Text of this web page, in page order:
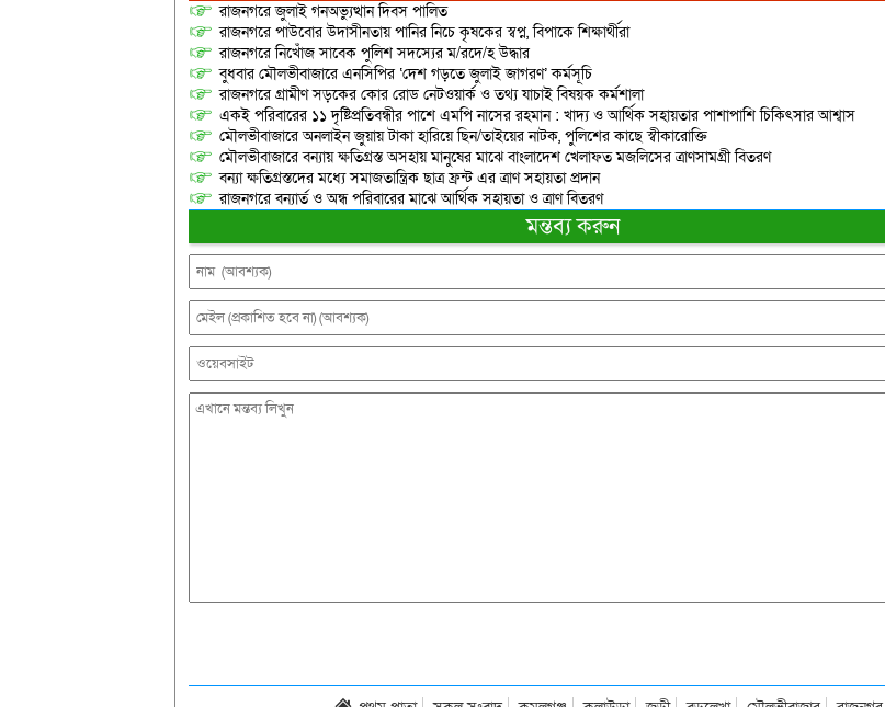
রাজনগরে জুলাই গনঅভ্যুত্থান দিবস পালিত
রাজনগরে পাউবোর উদাসীনতায় পানির নিচে কৃষকের স্বপ্ন, বিপাকে শিক্ষার্থীরা
রাজনগরে নিখোঁজ সাবেক পুলিশ সদস্যের ম/রদে/হ উদ্ধার
বুধবার মৌলভীবাজারে এনসিপির ‘দেশ গড়তে জুলাই জাগরণ’ কর্মসূচি
রাজনগরে গ্রামীণ সড়কের কোর রোড নেটওয়ার্ক ও তথ্য যাচাই বিষয়ক কর্মশালা
একই পরিবারের ১১ দৃষ্টিপ্রতিবন্ধীর পাশে এমপি নাসের রহমান : খাদ্য ও আর্থিক সহায়তার পাশাপাশি চিকিৎসার আশ্বাস
মৌলভীবাজারে অনলাইন জুয়ায় টাকা হারিয়ে ছিন/তাইয়ের নাটক, পুলিশের কাছে স্বীকারোক্তি
মৌলভীবাজারে বন্যায় ক্ষতিগ্রস্ত অসহায় মানুষের মাঝে বাংলাদেশ খেলাফত মজলিসের ত্রাণসামগ্রী বিতরণ
বন্যা ক্ষতিগ্রস্তদের মধ্যে সমাজতান্ত্রিক ছাত্র ফ্রন্ট এর ত্রাণ সহায়তা প্রদান
রাজনগরে বন্যার্ত ও অন্ধ পরিবারের মাঝে আর্থিক সহায়তা ও ত্রাণ বিতরণ
মন্তব্য করুন